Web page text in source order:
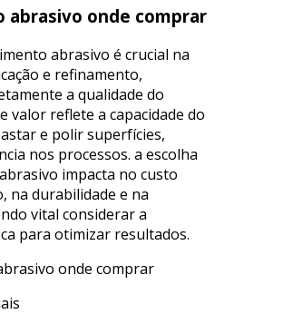
abrasivo onde comprar
abrasivo é crucial na
e refinamento,
a qualidade do
valor reflete a capacidade do
e polir superfícies,
nos processos. a escolha
impacta no custo
na durabilidade e na
vital considerar a
para otimizar resultados.